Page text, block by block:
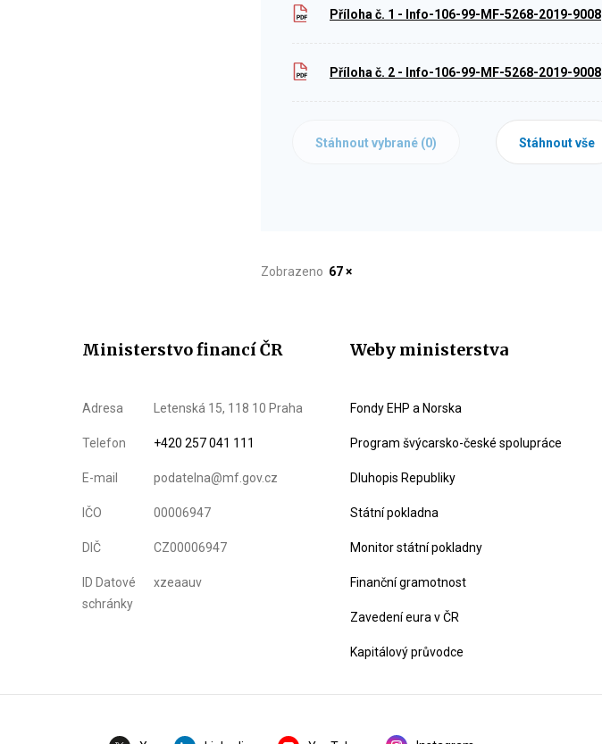
Příloha č. 1 - Info-106-99-MF-5268-2019-9008
Příloha č. 2 - Info-106-99-MF-5268-2019-9008
Stáhnout vybrané (0) Stáhnout vše
Zobrazeno 67 ×
Ministerstvo financí ČR
Adresa Letenská 15, 118 10 Praha
Telefon +420 257 041 111
E-mail podatelna@mf.gov.cz
IČO 00006947
DIČ CZ00006947
ID Datové
schránky
xzeaauv
Weby ministerstva
Fondy EHP a Norska
Program švýcarsko-české spolupráce
Dluhopis Republiky
Státní pokladna
Monitor státní pokladny
Finanční gramotnost
Zavedení eura v ČR
Kapitálový průvodce